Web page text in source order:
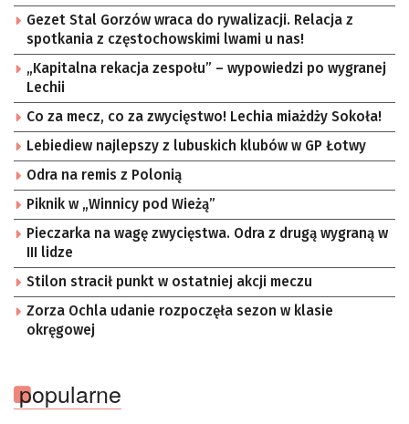
Gezet Stal Gorzów wraca do rywalizacji. Relacja z
spotkania z częstochowskimi lwami u nas!
„Kapitalna rekacja zespołu” – wypowiedzi po wygranej
Lechii
Co za mecz, co za zwycięstwo! Lechia miażdży Sokoła!
Lebiediew najlepszy z lubuskich klubów w GP Łotwy
Odra na remis z Polonią
Piknik w „Winnicy pod Wieżą”
Pieczarka na wagę zwycięstwa. Odra z drugą wygraną w
III lidze
Stilon stracił punkt w ostatniej akcji meczu
Zorza Ochla udanie rozpoczęła sezon w klasie
okręgowej
popularne